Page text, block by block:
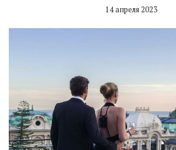
14 апреля 2023